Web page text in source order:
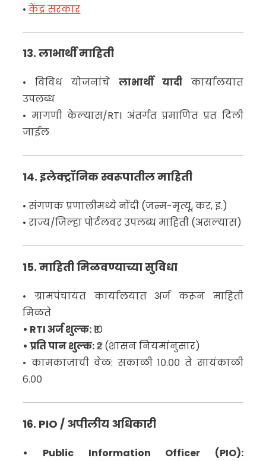
•केंद्र सरकार
13. लाभार्थी माहिती
• विविध योजनांचे लाभार्थी यादीकार्यालयात
उपलब्ध
• मागणी केल्यास/RTI अंतर्गत प्रमाणित प्रत दिली
जाईल
14. इलेक्ट्रॉनिक स्वरूपातील माहिती
• संगणक प्रणालीमध्ये नोंदी (जन्म-मृत्यू, कर, इ.)
• राज्य/जिल्हा पोर्टलवर उपलब्ध माहिती (असल्यास)
15. माहिती मिळवण्याच्या सुविधा
• ग्रामपंचायत कार्यालयात अर्ज करून माहिती
मिळते
• RTI अर्ज शुल्क:₹10
• प्रति पान शुल्क:₹2 (शासन नियमांनुसार)
• कामकाजाची वेळ: सकाळी १०.०० ते सायंकाळी
६.००
16. PIO / अपीलीय अधिकारी
• Public Information Officer (PIO):